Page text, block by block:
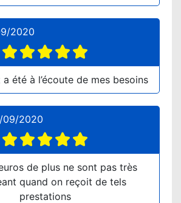
2020
a été à l’écoute de mes besoins
09/2020
de plus ne sont pas très
quand on reçoit de tels
prestations